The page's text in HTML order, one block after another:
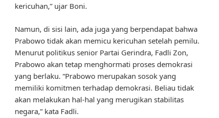
kericuhan,” ujar Boni.
Namun, di sisi lain, ada juga yang berpendapat bahwa
Prabowo tidak akan memicu kericuhan setelah pemilu.
Menurut politikus senior Partai Gerindra, Fadli Zon,
Prabowo akan tetap menghormati proses demokrasi
yang berlaku. “Prabowo merupakan sosok yang
memiliki komitmen terhadap demokrasi. Beliau tidak
akan melakukan hal-hal yang merugikan stabilitas
negara,” kata Fadli.